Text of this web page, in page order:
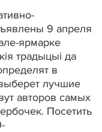
9 апреля
ярмарке
традыцыі да
в
лучшие
авторов самых
Посетить